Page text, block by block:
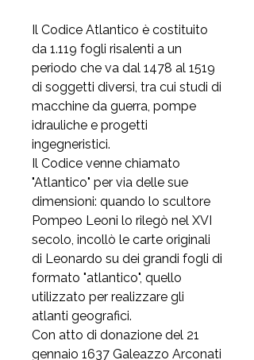
Il Codice Atlantico è costituito
da 1.119 fogli risalenti a un
periodo che va dal 1478 al 1519
di soggetti diversi, tra cui studi di
macchine da guerra, pompe
idrauliche e progetti
ingegneristici.
Il Codice venne chiamato
"Atlantico" per via delle sue
dimensioni: quando lo scultore
Pompeo Leoni lo rilegò nel XVI
secolo, incollò le carte originali
di Leonardo su dei grandi fogli di
formato "atlantico", quello
utilizzato per realizzare gli
atlanti geografici.
Con atto di donazione del 21
gennaio 1637 Galeazzo Arconati